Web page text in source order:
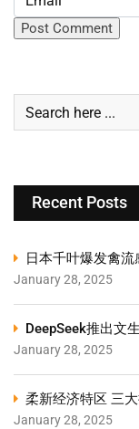
Recent Posts
日本千叶爆发禽
January 28, 2025
DeepSeek推出文
January 28, 2025
柔新经济特区 三
January 28, 2025